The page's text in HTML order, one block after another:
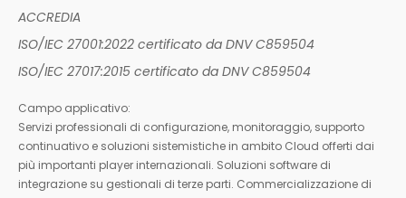
ACCREDIA
ISO/IEC 27001:2022 certificato da DNV C859504
ISO/IEC 27017:2015 certificato da DNV C859504
Campo applicativo:
Servizi professionali di configurazione, monitoraggio, supporto
continuativo e soluzioni sistemistiche in ambito Cloud offerti dai
più importanti player internazionali. Soluzioni software di
integrazione su gestionali di terze parti. Commercializzazione di